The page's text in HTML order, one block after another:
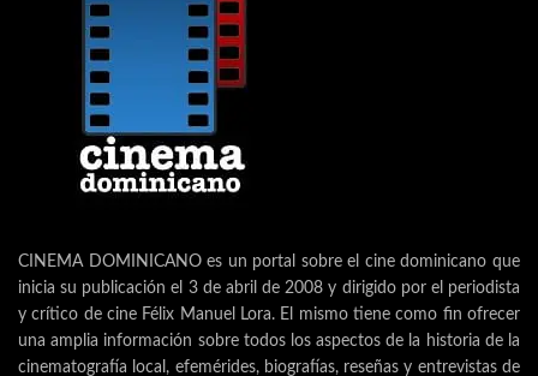
CINEMA DOMINICANO es un portal sobre el cine dominicano que
inicia su publicación el 3 de abril de 2008 y dirigido por el periodista
y crítico de cine Félix Manuel Lora. El mismo tiene como fin ofrecer
una amplia información sobre todos los aspectos de la historia de la
cinematografía local, efemérides, biografías, reseñas y entrevistas de